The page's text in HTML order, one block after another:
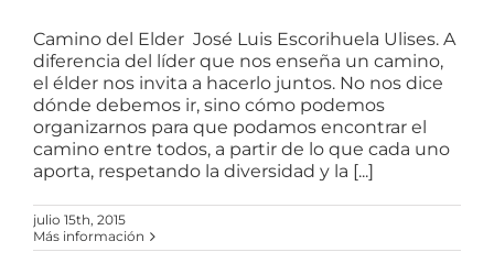
Camino del Elder José Luis Escorihuela Ulises. A
diferencia del líder que nos enseña un camino,
el élder nos invita a hacerlo juntos. No nos dice
dónde debemos ir, sino cómo podemos
organizarnos para que podamos encontrar el
camino entre todos, a partir de lo que cada uno
aporta, respetando la diversidad y la [...]
julio 15th, 2015
Más información